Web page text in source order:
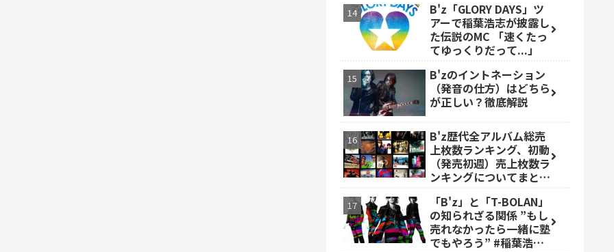
B'z「GLORY DAYS」ツ
アーで稲葉浩志が披露し
た伝説のMC 「速くたっ
てゆっくりだって...」
B'zのイントネーション
（発音の仕方）はどちら
が正しい？徹底解説
B'z歴代全アルバム総売
上枚数ランキング、初動
（発売初週）売上枚数ラ
ンキングについてまとめ
「B'z」と「T-BOLAN」
の知られざる関係 ”もし
売れなかったら一緒に塾
でもやろう” #稲葉浩志